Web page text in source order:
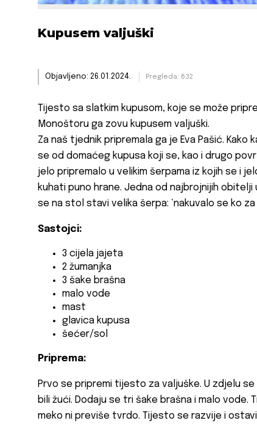
Kupusem valjuški
Objavljeno: 26.01.2024. Pregleda: 632
Tijesto sa slatkim kupusom, koje se može
Monoštoru ga zovu kupusem valjuški.
Za naš tjednik pripremala ga je Eva Pašić.
se od domaćeg kupusa koji se, kao i drugo
jelo pripremalo u velikim šerpama iz kojih se i
kuhati puno hrane. Jedna od najbrojnijih
se na stol stavi velika šerpa: ‘nakuvalo se ko za
Sastojci:
3 cijela jajeta
2 žumanjka
3 šake brašna
malo vode
mast
glavica kupusa
šećer/sol
Priprema:
Prvo se pripremi tijesto za valjuške. U zdjelu
bili žući. Dodaju se tri šake brašna i malo
meko ni previše tvrdo. Tijesto se razvije i